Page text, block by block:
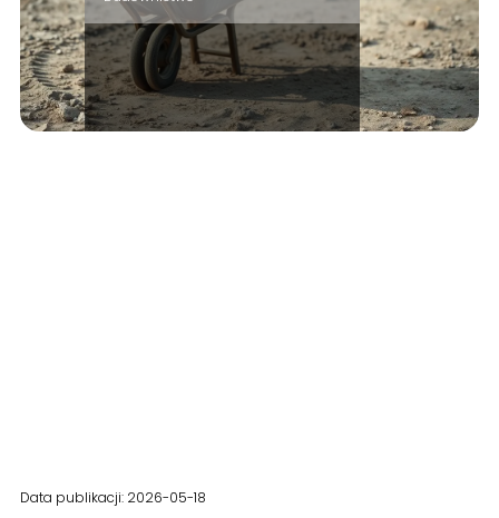
Data publikacji: 2026-05-18